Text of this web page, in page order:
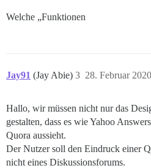
Welche „Funktionen
Jay91 (Jay Abie) 28. Februar
3
Hallo, wir müssen nicht nur das
gestalten, dass es wie Yahoo
Quora aussieht.
Der Nutzer soll den Eindruck einer
nicht eines Diskussionsforums.